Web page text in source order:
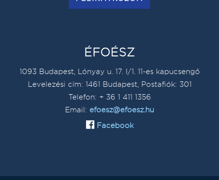
ÉFOÉSZ
1093 Budapest, Lónyay u. 17. I/1. 11-es kapucsengő
Levelezési cím: 1461 Budapest, Postafiók: 301
Telefon: + 36 1 411 1356
Email: efoesz@efoesz.hu
Facebook